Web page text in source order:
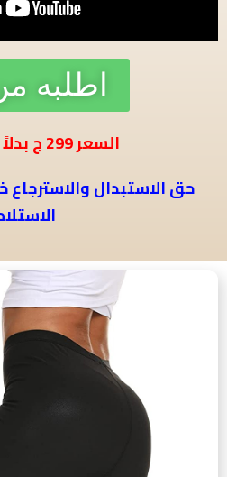
اطلبه
السعر299ج